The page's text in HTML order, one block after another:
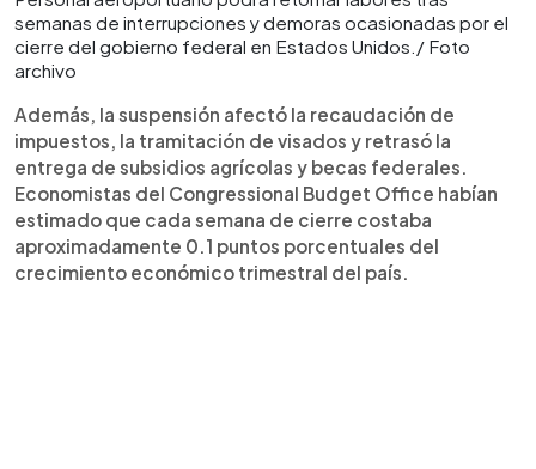
semanas de interrupciones y demoras ocasionadas por el
cierre del gobierno federal en Estados Unidos./ Foto
archivo
Además, la suspensión afectó la recaudación de
impuestos, la tramitación de visados y retrasó la
entrega de subsidios agrícolas y becas federales.
Economistas del Congressional Budget Office habían
estimado que cada semana de cierre costaba
aproximadamente 0.1 puntos porcentuales del
crecimiento económico trimestral del país.